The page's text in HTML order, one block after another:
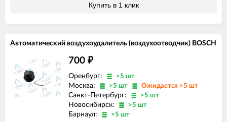
Купить в 1 клик
Автоматический воздухоудалитель (воздухоотводчик) BOSCH
700 ₽
Оренбург: >5 шт
Москва: >5 шт Ожидается >5 шт
Санкт-Петербург: >5 шт
Новосибирск: >5 шт
Барнаул: >5 шт